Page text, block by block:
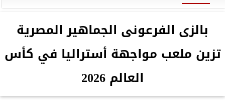
بالزى الفرعونى الجماهير المصرية
تزين ملعب مواجهة أستراليا في كأس
العالم 2026